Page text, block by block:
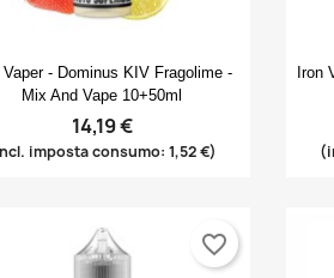
alla lista dei
lista dei desideri
Anteprima
Vaper - Dominus KIV Fragolime -
Mix And Vape 10+50ml
14,19 €
imposta consumo: 1,52 €)
Iron
favorite_border